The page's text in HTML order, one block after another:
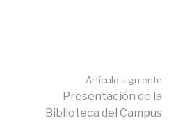
Artículo siguiente
Presentación de la
Biblioteca del Campus